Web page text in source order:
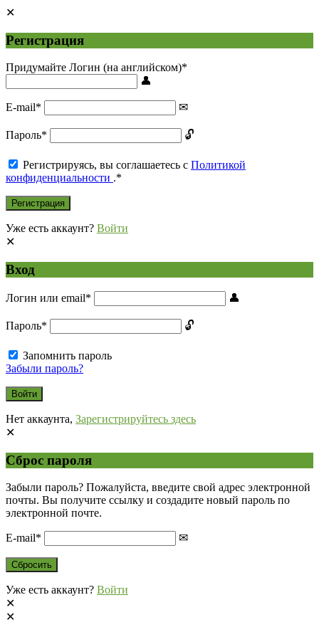
Регистрация
Придумайте Логин (на английском)*
E-mail*
Пароль*
Регистрируясь, вы соглашаетесь с Политикой
конфиденциальности .*
Уже есть аккаунт? Войти
Вход
Логин или email*
Пароль*
Запомнить пароль
Забыли пароль?
Нет аккаунта, Зарегистрируйтесь здесь
Сброс пароля
Забыли пароль? Пожалуйста, введите свой адрес электронной
почты. Вы получите ссылку и создадите новый пароль по
электронной почте.
E-mail*
Уже есть аккаунт? Войти